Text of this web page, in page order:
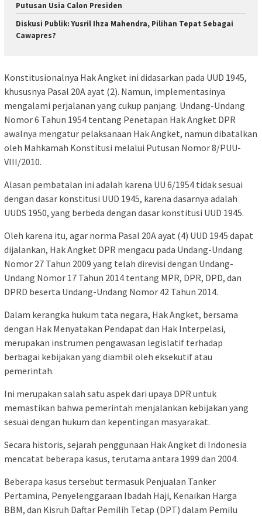
Putusan Usia Calon Presiden
Diskusi Publik: Yusril Ihza Mahendra, Pilihan Tepat Sebagai
Cawapres?
Konstitusionalnya Hak Angket ini didasarkan pada UUD 1945,
khususnya Pasal 20A ayat (2). Namun, implementasinya
mengalami perjalanan yang cukup panjang. Undang-Undang
Nomor 6 Tahun 1954 tentang Penetapan Hak Angket DPR
awalnya mengatur pelaksanaan Hak Angket, namun dibatalkan
oleh Mahkamah Konstitusi melalui Putusan Nomor 8/PUU-
VIII/2010.
Alasan pembatalan ini adalah karena UU 6/1954 tidak sesuai
dengan dasar konstitusi UUD 1945, karena dasarnya adalah
UUDS 1950, yang berbeda dengan dasar konstitusi UUD 1945.
Oleh karena itu, agar norma Pasal 20A ayat (4) UUD 1945 dapat
dijalankan, Hak Angket DPR mengacu pada Undang-Undang
Nomor 27 Tahun 2009 yang telah direvisi dengan Undang-
Undang Nomor 17 Tahun 2014 tentang MPR, DPR, DPD, dan
DPRD beserta Undang-Undang Nomor 42 Tahun 2014.
Dalam kerangka hukum tata negara, Hak Angket, bersama
dengan Hak Menyatakan Pendapat dan Hak Interpelasi,
merupakan instrumen pengawasan legislatif terhadap
berbagai kebijakan yang diambil oleh eksekutif atau
pemerintah.
Ini merupakan salah satu aspek dari upaya DPR untuk
memastikan bahwa pemerintah menjalankan kebijakan yang
sesuai dengan hukum dan kepentingan masyarakat.
Secara historis, sejarah penggunaan Hak Angket di Indonesia
mencatat beberapa kasus, terutama antara 1999 dan 2004.
Beberapa kasus tersebut termasuk Penjualan Tanker
Pertamina, Penyelenggaraan Ibadah Haji, Kenaikan Harga
BBM, dan Kisruh Daftar Pemilih Tetap (DPT) dalam Pemilu